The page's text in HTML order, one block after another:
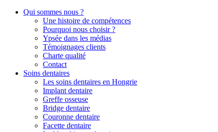
Qui sommes nous ?
Une histoire de compétences
Pourquoi nous choisir ?
Ypsée dans les médias
Témoignages clients
Charte qualité
Contact
Soins dentaires
Les soins dentaires en Hongrie
Implant dentaire
Greffe osseuse
Bridge dentaire
Couronne dentaire
Facette dentaire